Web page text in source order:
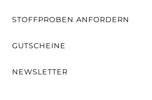
STOFFPROBEN ANFORDERN
GUTSCHEINE
NEWSLETTER